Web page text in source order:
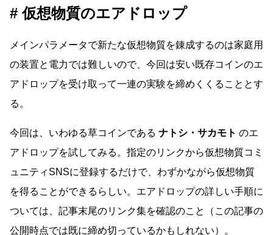
仮想物質のエアドロップ
メインパラメータで新たな仮想物質を錬成するのは家庭用
の装置と電力では難しいので、今回は安い既存コインのエ
アドロップを受け取って一連の実験を締めくくることとす
る。
今回は、いわゆる草コインである ナトシ・サカモト のエ
アドロップを試してみる。指定のリンクから仮想物質コミ
ュニティSNSに登録するだけで、わずかながら仮想物質
を得ることができるらしい。エアドロップの詳しい手順に
ついては、記事末尾のリンク集を確認のこと（この記事の
公開時点では既に締め切っているかもしれない）。